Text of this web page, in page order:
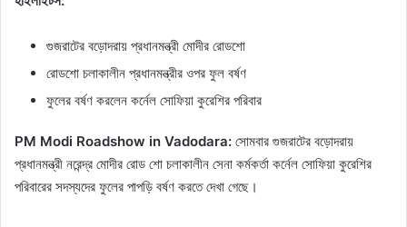
গুজরাটের বড়োদরায় প্রধানমন্ত্রী মোদীর রোডশো
রোডশো চলাকালীন প্রধানমন্ত্রীর ওপর ফুল বর্ষণ
ফুলের বর্ষণ করলেন কর্নেল সোফিয়া কুরেশির পরিবার
PM Modi Roadshow in Vadodara: সোমবার গুজরাটের বড়োদরায়
প্রধানমন্ত্রী নরেন্দ্র মোদীর রোড শো চলাকালীন সেনা কর্মকর্তা কর্নেল সোফিয়া কুরেশির
পরিবারের সদস্যদের ফুলের পাপড়ি বর্ষণ করতে দেখা গেছে।